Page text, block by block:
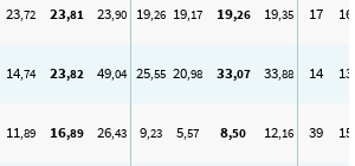
23,72 23,81 23,90 19,26 19,17 19,26 19,35 17 16
14,74 23,82 49,04 25,55 20,98 33,07 33,88 14 13
11,89 16,89 26,43 9,23 5,57 8,50 12,16 39 15